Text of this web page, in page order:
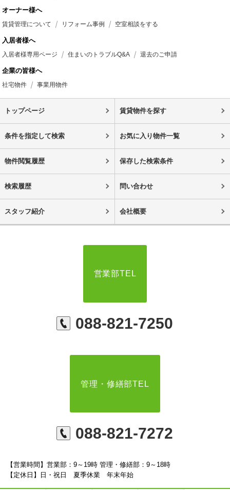
オーナー様へ
賃貸管理について リフォーム事例 空室相談をする
入居者様へ
入居者様専用ページ 住まいのトラブルQ&A 退去のご申請
企業の皆様へ
社宅物件 事業用物件
トップページ 賃貸物件を探す
条件を指定して検索 お気に入り物件一覧
物件閲覧履歴 保存した検索条件
検索履歴 問い合わせ
スタッフ紹介 会社概要
営業部TEL
088-821-7250
管理・修繕部TEL
088-821-7272
【営業時間】営業部：9～19時 管理・修繕部：9～18時
【定休日】日・祝日 夏季休業 年末年始